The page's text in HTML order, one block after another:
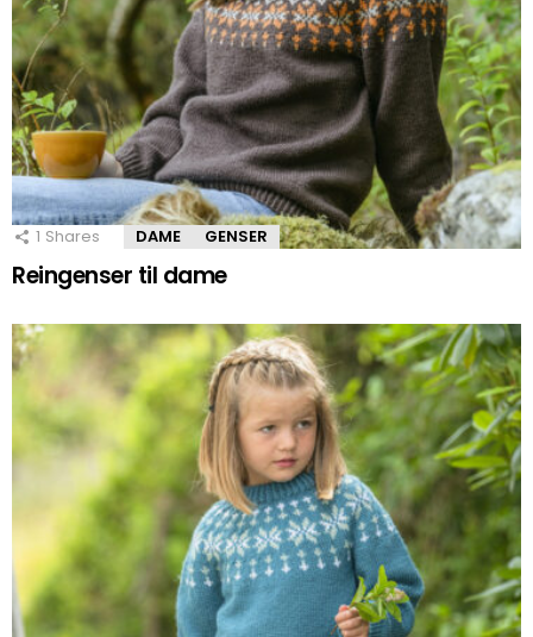
1 Shares DAME GENSER
Reingenser til dame